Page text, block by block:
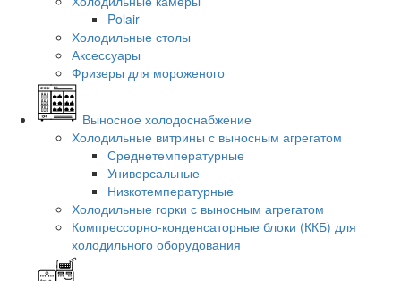
Polair
Холодильные столы
Аксессуары
Фризеры для мороженого
Выносное холодоснабжение
Холодильные витрины с выносным агрегатом
Среднетемпературные
Универсальные
Низкотемпературные
Холодильные горки с выносным агрегатом
Компрессорно-конденсаторные блоки (ККБ) для
холодильного оборудования